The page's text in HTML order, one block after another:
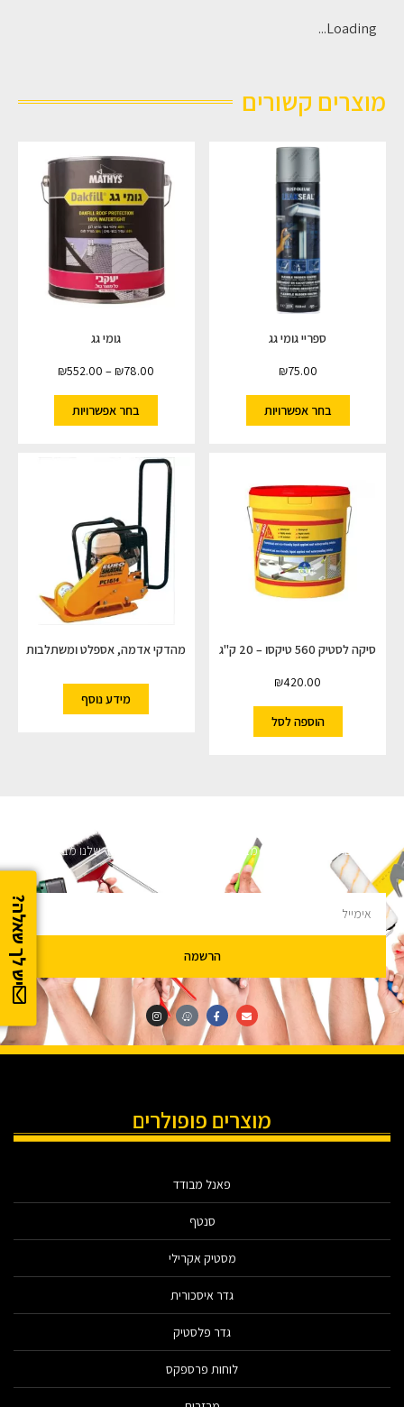
יש לך שאלה?
Loading...
מוצרים קשורים
ספריי גומי גג
₪75.00
בחר אפשרויות
גומי גג
₪78.00
–
₪552.00
בחר אפשרויות
סיקה לסטיק 560 טיקסו – 20 ק"ג
₪420.00
הוספה לסל
מהדקי אדמה, אספלט ומשתלבות
מידע נוסף
מעוניינים לקבל עדכונים על מבצעים והנחות הירשמו לניוזלטר שלנו מבטיחים לא
הרשמה
מוצרים פופולרים
פאנל מבודד
סנטף
מסטיק אקרילי
גדר איסכורית
גדר פלסטיק
לוחות פרספקס